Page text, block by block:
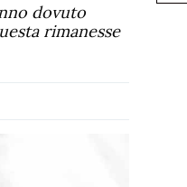
dovuto
rimanesse